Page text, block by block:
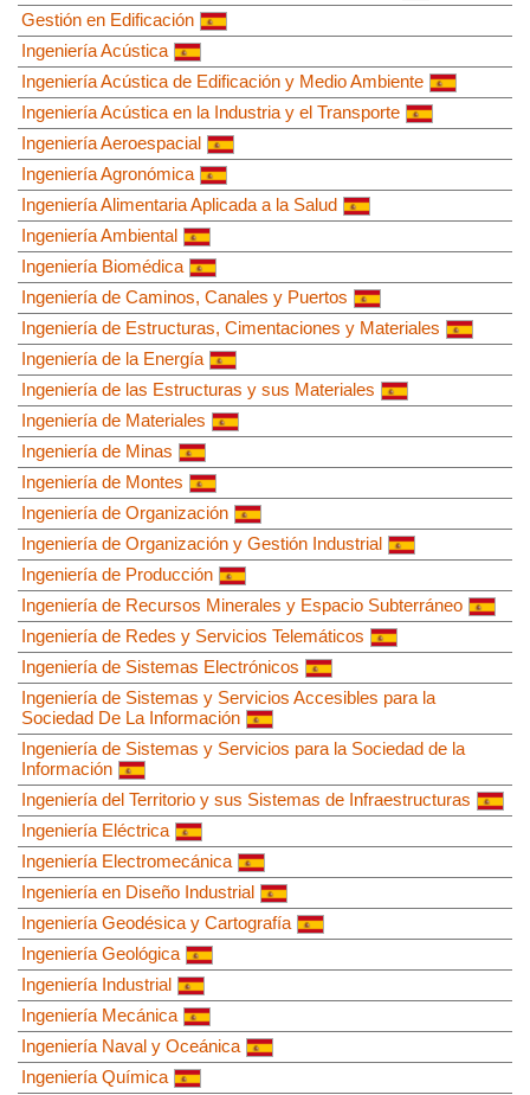
Gestión en Edificación
Ingeniería Acústica
Ingeniería Acústica de Edificación y Medio Ambiente
Ingeniería Acústica en la Industria y el Transporte
Ingeniería Aeroespacial
Ingeniería Agronómica
Ingeniería Alimentaria Aplicada a la Salud
Ingeniería Ambiental
Ingeniería Biomédica
Ingeniería de Caminos, Canales y Puertos
Ingeniería de Estructuras, Cimentaciones y Materiales
Ingeniería de la Energía
Ingeniería de las Estructuras y sus Materiales
Ingeniería de Materiales
Ingeniería de Minas
Ingeniería de Montes
Ingeniería de Organización
Ingeniería de Organización y Gestión Industrial
Ingeniería de Producción
Ingeniería de Recursos Minerales y Espacio Subterráneo
Ingeniería de Redes y Servicios Telemáticos
Ingeniería de Sistemas Electrónicos
Ingeniería de Sistemas y Servicios Accesibles para la
Sociedad De La Información
Ingeniería de Sistemas y Servicios para la Sociedad de la
Información
Ingeniería del Territorio y sus Sistemas de Infraestructuras
Ingeniería Eléctrica
Ingeniería Electromecánica
Ingeniería en Diseño Industrial
Ingeniería Geodésica y Cartografía
Ingeniería Geológica
Ingeniería Industrial
Ingeniería Mecánica
Ingeniería Naval y Oceánica
Ingeniería Química